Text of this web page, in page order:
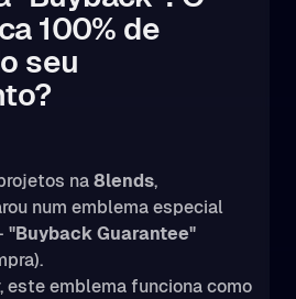
100% de
seu
na8lends,
num emblema especial
"Buyback Guarantee"
este emblema funciona como